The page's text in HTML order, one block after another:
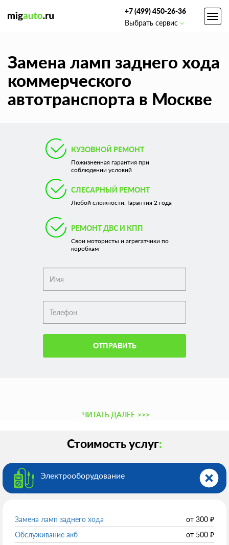
+7 (499) 450-26-36
Выбрать сервис
Замена ламп заднего хода
коммерческого
автотранспорта в Москве
КУЗОВНОЙ РЕМОНТ
Пожизненная гарантия при
соблюдении условий
СЛЕСАРНЫЙ РЕМОНТ
Любой сложности. Гарантия 2 года
РЕМОНТ ДВС И КПП
Свои мотористы и агрегатчики по
коробкам
ОТПРАВИТЬ
ЧИТАТЬ ДАЛЕЕ >>>
Стоимость услуг:
Электрооборудованиe
Замена ламп заднего хода от 300 ₽
Обслуживание акб
от 500 ₽